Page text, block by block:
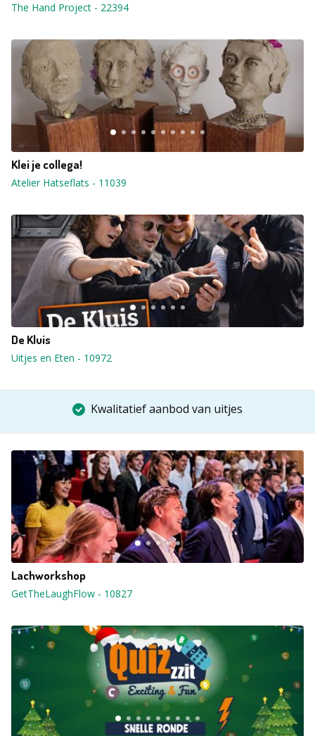
The Hand Project - 22394
Klei je collega!
Atelier Hatseflats - 11039
De Kluis
Uitjes en Eten - 10972
Kwalitatief aanbod van uitjes
Lachworkshop
GetTheLaughFlow - 10827